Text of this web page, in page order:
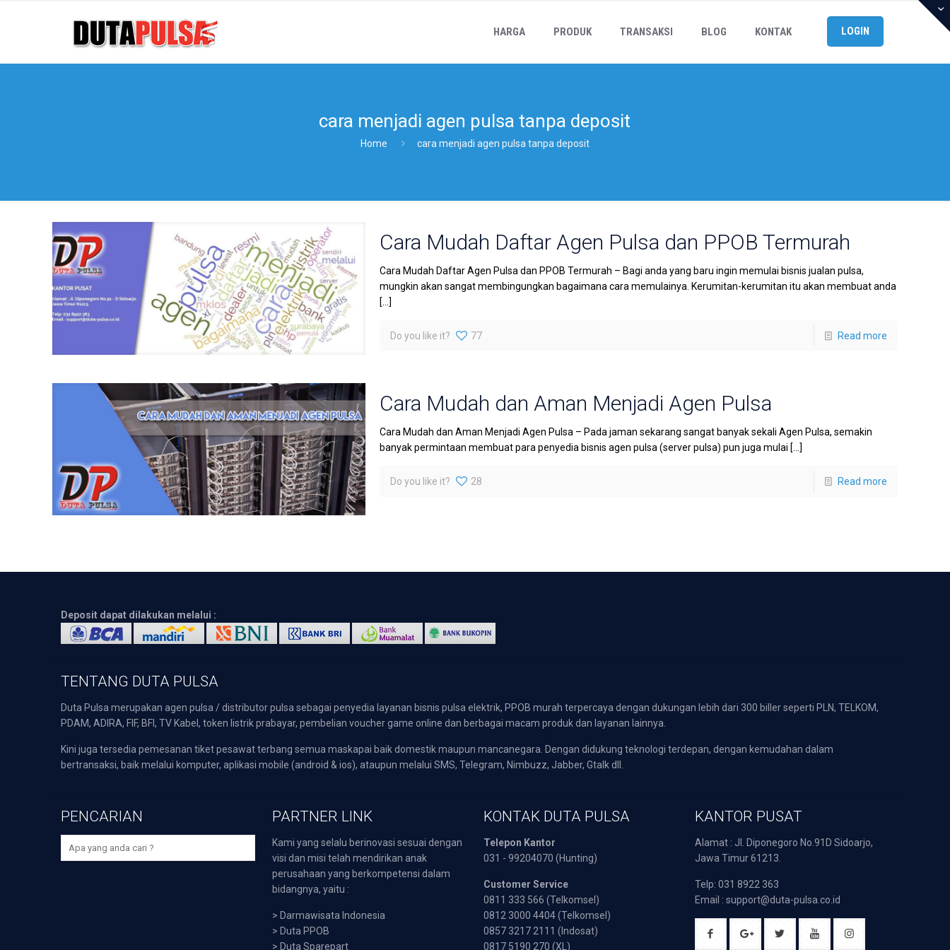
HARGA PRODUK TRANSAKSI BLOG KONTAK LOGIN
cara menjadi agen pulsa tanpa deposit
Home cara menjadi agen pulsa tanpa deposit
Cara Mudah Daftar Agen Pulsa dan PPOB Termurah
Cara Mudah Daftar Agen Pulsa dan PPOB Termurah – Bagi anda yang baru ingin memulai bisnis jualan pulsa,
mungkin akan sangat membingungkan bagaimana cara memulainya. Kerumitan-kerumitan itu akan membuat anda
[…]
Do you like it? 77 Read more
Cara Mudah dan Aman Menjadi Agen Pulsa
Cara Mudah dan Aman Menjadi Agen Pulsa – Pada jaman sekarang sangat banyak sekali Agen Pulsa, semakin
banyak permintaan membuat para penyedia bisnis agen pulsa (server pulsa) pun juga mulai […]
Do you like it? 28 Read more
Deposit dapat dilakukan melalui :
TENTANG DUTA PULSA
Duta Pulsa merupakan agen pulsa / distributor pulsa sebagai penyedia layanan bisnis pulsa elektrik, PPOB murah terpercaya dengan dukungan lebih dari 300 biller seperti PLN, TELKOM,
PDAM, ADIRA, FIF, BFI, TV Kabel, token listrik prabayar, pembelian voucher game online dan berbagai macam produk dan layanan lainnya.
Kini juga tersedia pemesanan tiket pesawat terbang semua maskapai baik domestik maupun mancanegara. Dengan didukung teknologi terdepan, dengan kemudahan dalam
bertransaksi, baik melalui komputer, aplikasi mobile (android & ios), ataupun melalui SMS, Telegram, Nimbuzz, Jabber, Gtalk dll.
PENCARIAN PARTNER LINK
Kami yang selalu berinovasi sesuai dengan
visi dan misi telah mendirikan anak
perusahaan yang berkompetensi dalam
bidangnya, yaitu :
> Darmawisata Indonesia
> Duta PPOB
> Duta Sparepart
KONTAK DUTA PULSA
Telepon Kantor
031 - 99204070 (Hunting)
Customer Service
0811 333 566 (Telkomsel)
0812 3000 4404 (Telkomsel)
0857 3217 2111 (Indosat)
0817 5190 270 (XL)
KANTOR PUSAT
Alamat : Jl. Diponegoro No.91D Sidoarjo,
Jawa Timur 61213.
Telp: 031 8922 363
Email : support@duta-pulsa.co.id